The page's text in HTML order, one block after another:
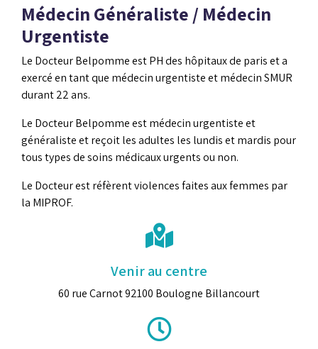
Médecin Généraliste / Médecin
Urgentiste
Le Docteur Belpomme est PH des hôpitaux de paris et a
exercé en tant que médecin urgentiste et médecin SMUR
durant 22 ans.
Le Docteur Belpomme est médecin urgentiste et
généraliste et reçoit les adultes les lundis et mardis pour
tous types de soins médicaux urgents ou non.
Le Docteur est réfèrent violences faites aux femmes par
la MIPROF.
Venir au centre
60 rue Carnot 92100 Boulogne Billancourt